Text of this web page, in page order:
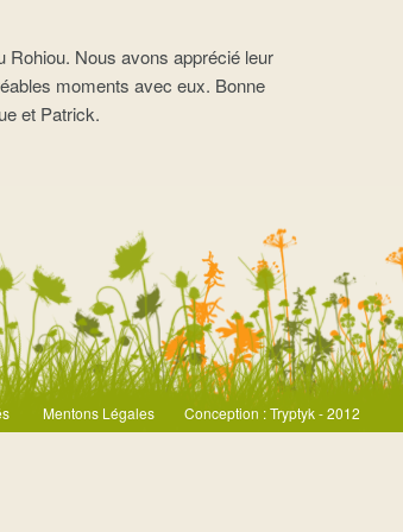
Nous avons apprécié leur
moments avec eux. Bonne
et Patrick.
Mentons Légales Conception :Tryptyk- 2012